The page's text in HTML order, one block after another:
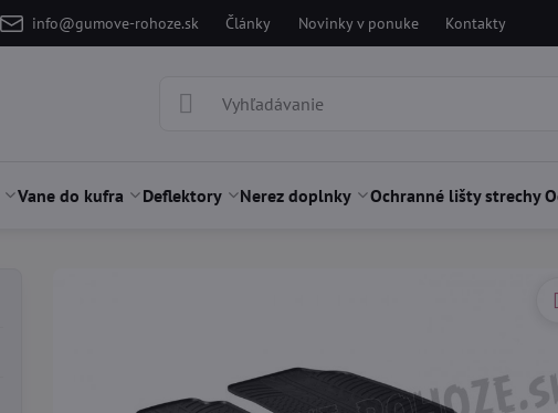
info@gumove-rohoze.sk Články Novinky v ponuke Kontakty
Vane do kufra Deflektory Nerez doplnky Ochranné lišty strechy